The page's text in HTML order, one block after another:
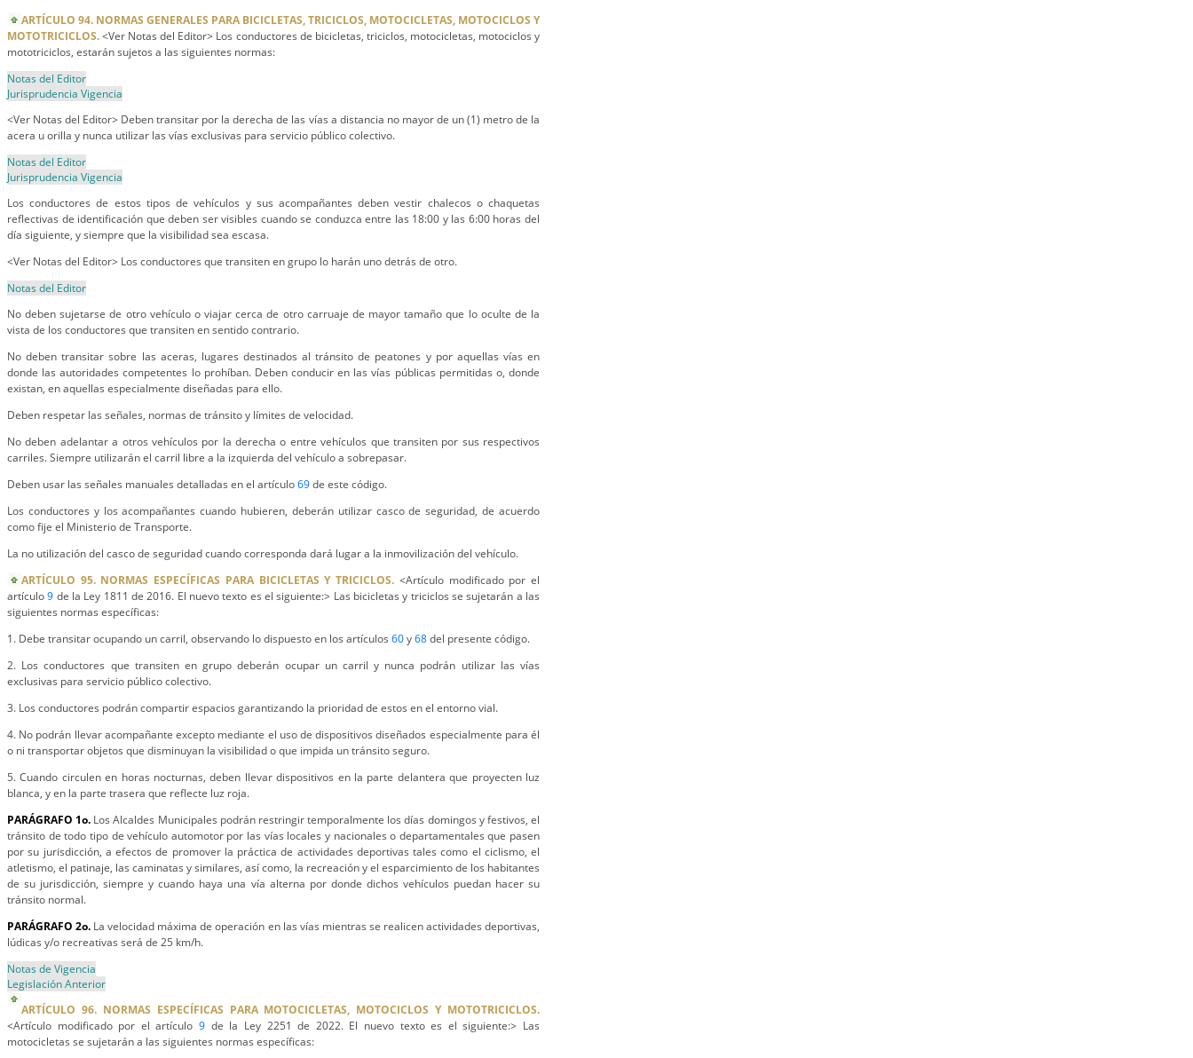
ARTÍCULO 94. NORMAS GENERALES PARA BICICLETAS, TRICICLOS, MOTOCICLETAS, MOTOCICLOS Y
MOTOTRICICLOS.<Ver Notas del Editor> Los conductores de bicicletas, triciclos, motocicletas, motociclos y
mototriciclos, estarán sujetos a las siguientes normas:
Notas del Editor
Jurisprudencia Vigencia
<Ver Notas del Editor> Deben transitar por la derecha de las vías a distancia no mayor de un (1) metro de la
acera u orilla y nunca utilizar las vías exclusivas para servicio público colectivo.
Notas del Editor
Jurisprudencia Vigencia
Los conductores de estos tipos de vehículos y sus acompañantes deben vestir chalecos o chaquetas
reflectivas de identificación que deben ser visibles cuando se conduzca entre las 18:00 y las 6:00 horas del
día siguiente, y siempre que la visibilidad sea escasa.
<Ver Notas del Editor> Los conductores que transiten en grupo lo harán uno detrás de otro.
Notas del Editor
No deben sujetarse de otro vehículo o viajar cerca de otro carruaje de mayor tamaño que lo oculte de la
vista de los conductores que transiten en sentido contrario.
No deben transitar sobre las aceras, lugares destinados al tránsito de peatones y por aquellas vías en
donde las autoridades competentes lo prohíban. Deben conducir en las vías públicas permitidas o, donde
existan, en aquellas especialmente diseñadas para ello.
Deben respetar las señales, normas de tránsito y límites de velocidad.
No deben adelantar a otros vehículos por la derecha o entre vehículos que transiten por sus respectivos
carriles. Siempre utilizarán el carril libre a la izquierda del vehículo a sobrepasar.
Deben usar las señales manuales detalladas en el artículo69de este código.
Los conductores y los acompañantes cuando hubieren, deberán utilizar casco de seguridad, de acuerdo
como fije el Ministerio de Transporte.
La no utilización del casco de seguridad cuando corresponda dará lugar a la inmovilización del vehículo.
ARTÍCULO 95. NORMAS ESPECÍFICAS PARA BICICLETAS Y TRICICLOS. <Artículo modificado por el
artículo9 de la Ley 1811 de 2016. El nuevo texto es el siguiente:> Las bicicletas y triciclos se sujetarán a las
siguientes normas específicas:
1. Debe transitar ocupando un carril, observando lo dispuesto en los artículos 60y68del presente código.
2. Los conductores que transiten en grupo deberán ocupar un carril y nunca podrán utilizar las vías
exclusivas para servicio público colectivo.
3. Los conductores podrán compartir espacios garantizando la prioridad de estos en el entorno vial.
4. No podrán llevar acompañante excepto mediante el uso de dispositivos diseñados especialmente para él
o ni transportar objetos que disminuyan la visibilidad o que impida un tránsito seguro.
5. Cuando circulen en horas nocturnas, deben llevar dispositivos en la parte delantera que proyecten luz
blanca, y en la parte trasera que reflecte luz roja.
PARÁGRAFO 1o. Los Alcaldes Municipales podrán restringir temporalmente los días domingos y festivos, el
tránsito de todo tipo de vehículo automotor por las vías locales y nacionales o departamentales que pasen
por su jurisdicción, a efectos de promover la práctica de actividades deportivas tales como el ciclismo, el
atletismo, el patinaje, las caminatas y similares, así como, la recreación y el esparcimiento de los habitantes
de su jurisdicción, siempre y cuando haya una vía alterna por donde dichos vehículos puedan hacer su
tránsito normal.
PARÁGRAFO 2o. La velocidad máxima de operación en las vías mientras se realicen actividades deportivas,
lúdicas y/o recreativas será de 25 km/h.
Notas de Vigencia
Legislación Anterior
ARTÍCULO 96. NORMAS ESPECÍFICAS PARA MOTOCICLETAS, MOTOCICLOS Y MOTOTRICICLOS.
<Artículo modificado por el artículo9 de la Ley 2251 de 2022. El nuevo texto es el siguiente:> Las
motocicletas se sujetarán a las siguientes normas específicas: